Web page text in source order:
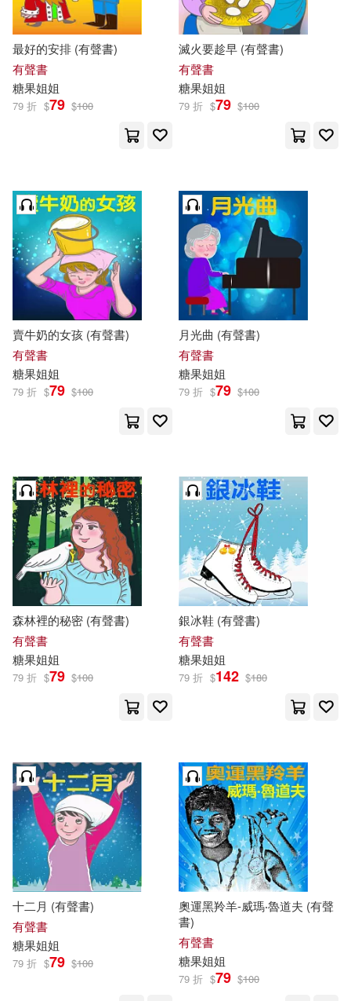
最好的安排 (有聲書)
有聲書
糖果姐姐
79 折 $79 $100
滅火要趁早 (有聲書)
有聲書
糖果姐姐
79 折 $79 $100
賣牛奶的女孩 (有聲書)
有聲書
糖果姐姐
79 折 $79 $100
月光曲 (有聲書)
有聲書
糖果姐姐
79 折 $79 $100
森林裡的秘密 (有聲書)
有聲書
糖果姐姐
79 折 $79 $100
銀冰鞋 (有聲書)
有聲書
糖果姐姐
79 折 $142 $180
十二月 (有聲書)
有聲書
糖果姐姐
79 折 $79 $100
奧運黑羚羊-威瑪‧魯道夫 (有聲
書)
有聲書
糖果姐姐
79 折 $79 $100